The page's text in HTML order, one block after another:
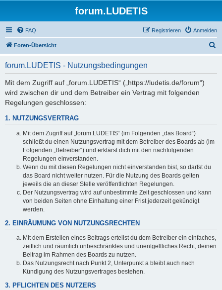
forum.LUDETIS
FAQ Anmelden
Registrieren
Foren-Übersicht
forum.LUDETIS - Nutzungsbedingungen
Mit dem Zugriff auf „forum.LUDETIS“ („https://ludetis.de/forum“)
wird zwischen dir und dem Betreiber ein Vertrag mit folgenden
Regelungen geschlossen:
1. NUTZUNGSVERTRAG
Mit dem Zugriff auf „forum.LUDETIS“ (im Folgenden „das Board“)
schließt du einen Nutzungsvertrag mit dem Betreiber des Boards ab (im
Folgenden „Betreiber“) und erklärst dich mit den nachfolgenden
Regelungen einverstanden.
Wenn du mit diesen Regelungen nicht einverstanden bist, so darfst du
das Board nicht weiter nutzen. Für die Nutzung des Boards gelten
jeweils die an dieser Stelle veröffentlichten Regelungen.
Der Nutzungsvertrag wird auf unbestimmte Zeit geschlossen und kann
von beiden Seiten ohne Einhaltung einer Frist jederzeit gekündigt
werden.
2. EINRÄUMUNG VON NUTZUNGSRECHTEN
Mit dem Erstellen eines Beitrags erteilst du dem Betreiber ein einfaches,
zeitlich und räumlich unbeschränktes und unentgeltliches Recht, deinen
Beitrag im Rahmen des Boards zu nutzen.
Das Nutzungsrecht nach Punkt 2, Unterpunkt a bleibt auch nach
Kündigung des Nutzungsvertrages bestehen.
3. PFLICHTEN DES NUTZERS